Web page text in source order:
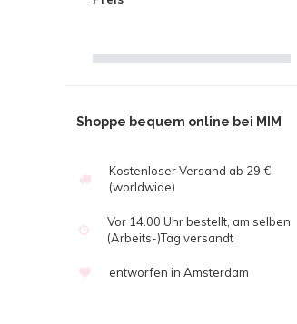
Shoppe bequem online bei MIM
Kostenloser Versand ab 29 €
(worldwide)
Vor 14.00 Uhr bestellt, am selben
(Arbeits-)Tag versandt
entworfen in Amsterdam